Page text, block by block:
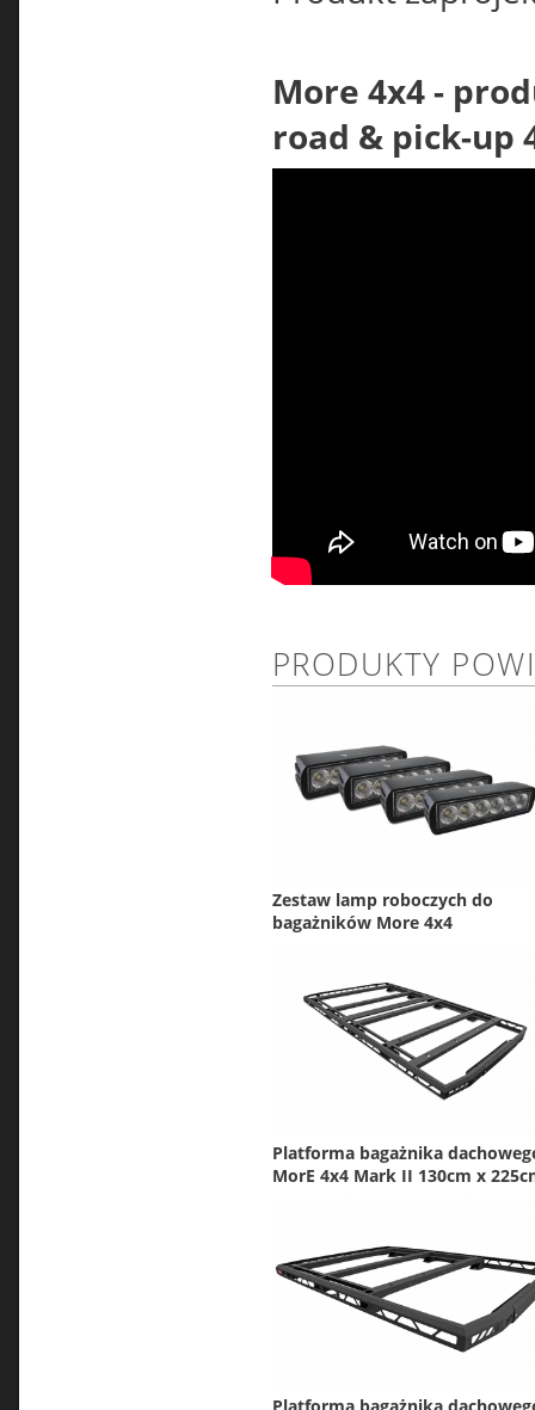
More 4x4 -
road & pick-up
PRODUKTY
Zestaw lamp roboczych do
bagażników More 4x4
Platforma bagażnika
MorE 4x4 Mark II 130cm x